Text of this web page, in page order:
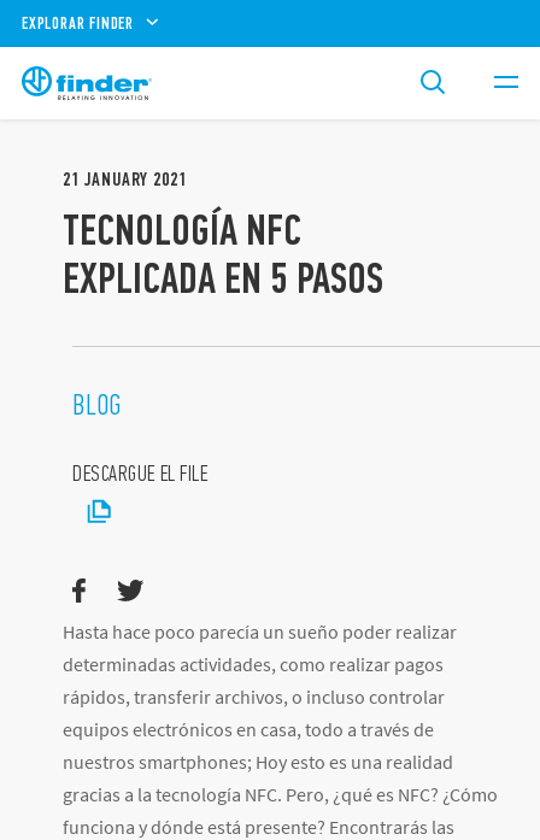
EXPLORAR FINDER
21 JANUARY 2021
TECNOLOGÍA NFC
EXPLICADA EN 5 PASOS
BLOG
DESCARGUE EL FILE
Hasta hace poco parecía un sueño poder realizar
determinadas actividades, como realizar pagos
rápidos, transferir archivos, o incluso controlar
equipos electrónicos en casa, todo a través de
nuestros smartphones; Hoy esto es una realidad
gracias a la tecnología NFC. Pero, ¿qué es NFC? ¿Cómo
funciona y dónde está presente? Encontrarás las